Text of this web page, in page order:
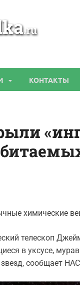
КОНТАКТЫ
химические
телескоп
в уксусе,
сообщает